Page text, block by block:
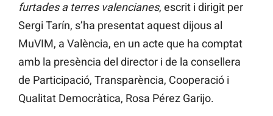
furtades a terres valencianes, escrit i dirigit per
Sergi Tarín, s’ha presentat aquest dijous al
MuVIM, a València, en un acte que ha comptat
amb la presència del director i de la consellera
de Participació, Transparència, Cooperació i
Qualitat Democràtica, Rosa Pérez Garijo.